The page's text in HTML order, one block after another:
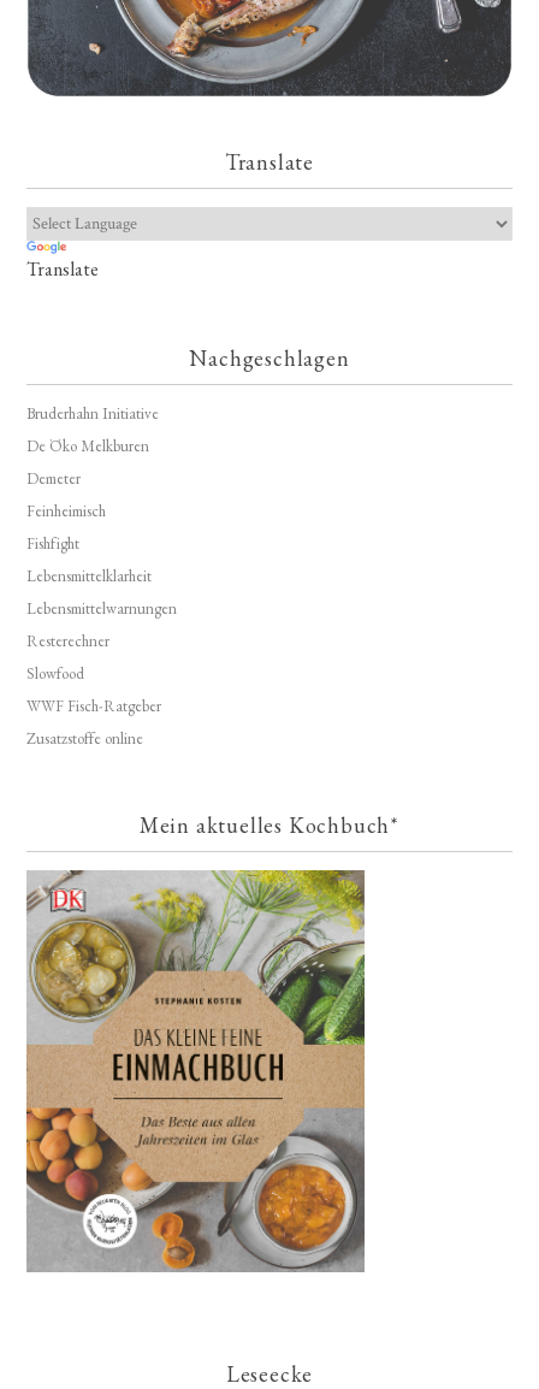
Translate
Translate
Nachgeschlagen
Bruderhahn Initiative
De Öko Melkburen
Demeter
Feinheimisch
Fishfight
Lebensmittelklarheit
Lebensmittelwarnungen
Resterechner
Slowfood
WWF Fisch-Ratgeber
Zusatzstoffe online
Mein aktuelles Kochbuch*
Leseecke